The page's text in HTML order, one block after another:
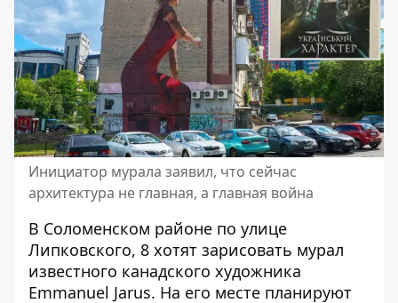
Инициатор мурала заявил, что сейчас
архитектура не главная, а главная война
В Соломенском районе по улице
Липковского, 8 хотят зарисовать мурал
известного канадского художника
Emmanuel Jarus. На его месте планируют